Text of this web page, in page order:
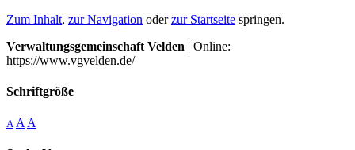
Zum Inhalt, zur Navigation oderzur Startseite springen.
Verwaltungsgemeinschaft Velden | Online:
https://www.vgvelden.de/
Schriftgröße
A A A